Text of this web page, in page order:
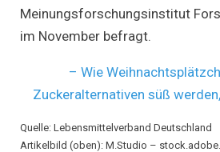
Meinungsforschungsinstitut
im November befragt.
– Wie
Zuckeralternativen süß
Quelle: Lebensmittelverband Deutschland
Artikelbild (oben): M.Studio –